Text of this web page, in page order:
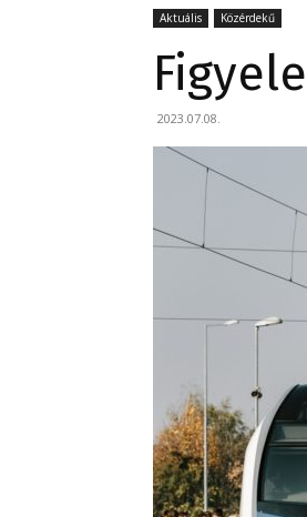
Aktuális Közérdekű
2023.07.08.